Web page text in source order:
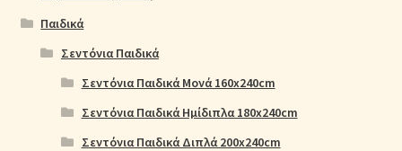
Παιδικά
Σεντόνια Παιδικά
Σεντόνια Παιδικά Μονά 160x240cm
Σεντόνια Παιδικά Ημίδιπλα 180x240cm
Σεντόνια Παιδικά Διπλά 200x240cm